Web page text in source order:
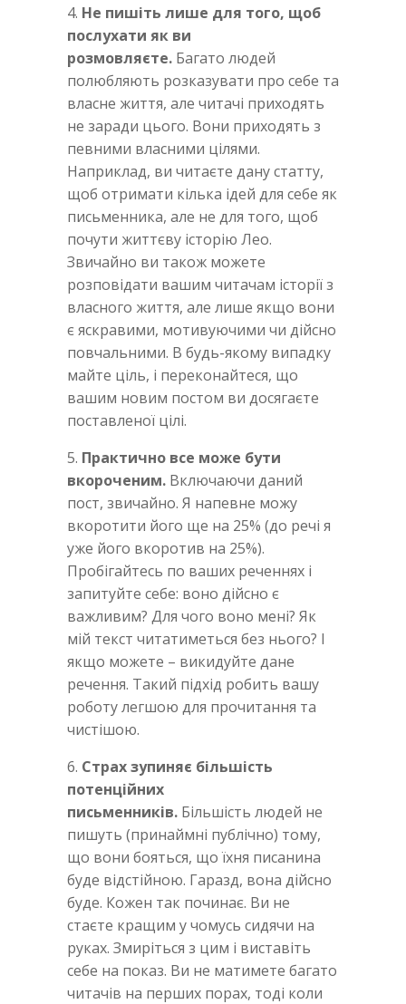
4. Не пишіть лише для того, щоб
послухати як ви
розмовляєте. Багато людей
полюбляють розказувати про себе та
власне життя, але читачі приходять
не заради цього. Вони приходять з
певними власними цілями.
Наприклад, ви читаєте дану статту,
щоб отримати кілька ідей для себе як
письменника, але не для того, щоб
почути життєву історію Лео.
Звичайно ви також можете
розповідати вашим читачам історії з
власного життя, але лише якщо вони
є яскравими, мотивуючими чи дійсно
повчальними. В будь-якому випадку
майте ціль, і переконайтеся, що
вашим новим постом ви досягаєте
поставленої цілі.
5. Практично все може бути
вкороченим. Включаючи даний
пост, звичайно. Я напевне можу
вкоротити його ще на 25% (до речі я
уже його вкоротив на 25%).
Пробігайтесь по ваших реченнях і
запитуйте себе: воно дійсно є
важливим? Для чого воно мені? Як
мій текст читатиметься без нього? І
якщо можете – викидуйте дане
речення. Такий підхід робить вашу
роботу легшою для прочитання та
чистішою.
6. Страх зупиняє більшість
потенційних
письменників. Більшість людей не
пишуть (принаймні публічно) тому,
що вони бояться, що їхня писанина
буде відстійною. Гаразд, вона дійсно
буде. Кожен так починає. Ви не
стаєте кращим у чомусь сидячи на
руках. Змиріться з цим і виставіть
себе на показ. Ви не матимете багато
читачів на перших порах, тоді коли